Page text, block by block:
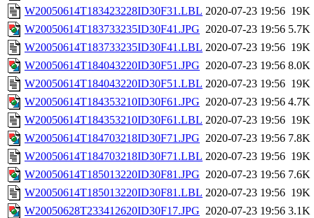
W20050614T183423228ID30F31.LBL 2020-07-23 19:56 19K
W20050614T183733235ID30F41.JPG 2020-07-23 19:56 5.7K
W20050614T183733235ID30F41.LBL 2020-07-23 19:56 19K
W20050614T184043220ID30F51.JPG 2020-07-23 19:56 8.0K
W20050614T184043220ID30F51.LBL 2020-07-23 19:56 19K
W20050614T184353210ID30F61.JPG 2020-07-23 19:56 4.7K
W20050614T184353210ID30F61.LBL 2020-07-23 19:56 19K
W20050614T184703218ID30F71.JPG 2020-07-23 19:56 7.8K
W20050614T184703218ID30F71.LBL 2020-07-23 19:56 19K
W20050614T185013220ID30F81.JPG 2020-07-23 19:56 7.6K
W20050614T185013220ID30F81.LBL 2020-07-23 19:56 19K
W20050628T233412620ID30F17.JPG 2020-07-23 19:56 3.1K